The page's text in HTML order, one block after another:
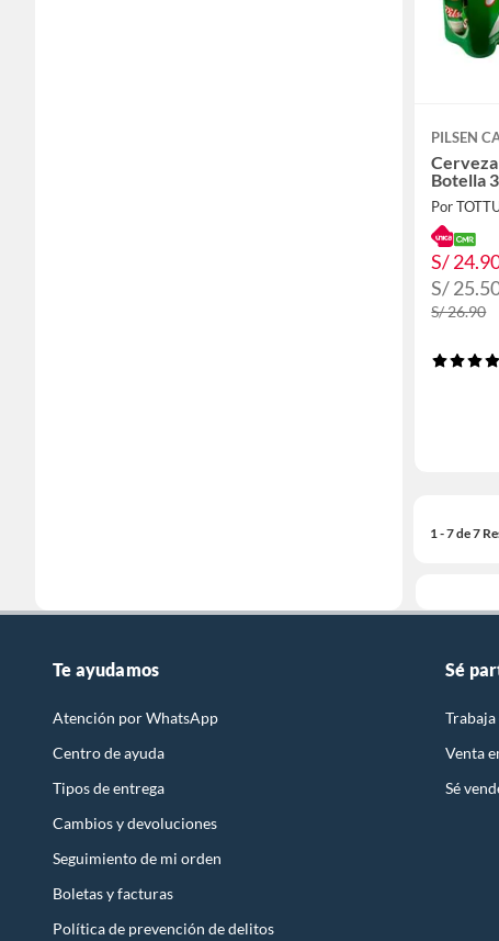
PILSEN
Botella
Por
S/
S/
S/ 26.90
1 - 7 de 7
Te ayudamos
Atención por WhatsApp
Centro de ayuda
Tipos de entrega
Cambios y devoluciones
Seguimiento de mi orden
Boletas y facturas
Política de prevención de delitos
Sé
Venta
Sé